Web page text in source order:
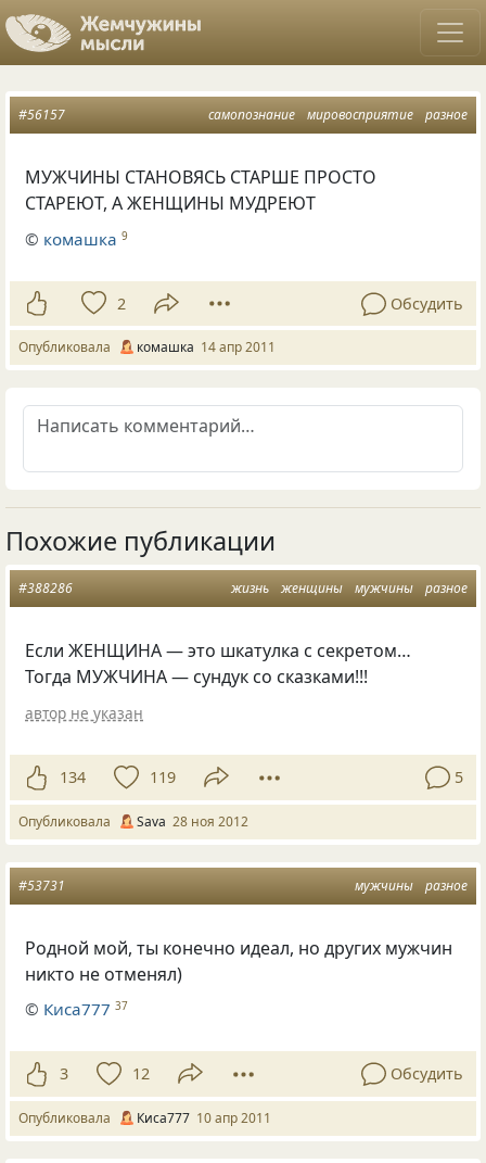
самопознание мировосприятие разное
#56157
МУЖЧИНЫ СТАНОВЯСЬ СТАРШЕ ПРОСТО
СТАРЕЮТ, А ЖЕНЩИНЫ МУДРЕЮТ
© комашка 9
2 Обсудить
Опубликовала комашка 14 апр 2011
Похожие публикации
жизнь женщины мужчины разное
#388286
Если ЖЕНЩИНА — это шкатулка с секретом…
Тогда МУЖЧИНА — сундук со сказками!!!
автор не указан
134 119 5
Опубликовала Sаva 28 ноя 2012
мужчины разное
#53731
Родной мой, ты конечно идеал, но других мужчин
никто не отменял)
© Киса777 37
3 12 Обсудить
Опубликовала Киса777 10 апр 2011